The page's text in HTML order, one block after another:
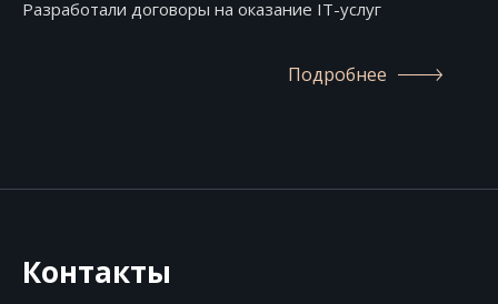
Разработали договоры на оказание IT-услуг
Подробнее
Контакты